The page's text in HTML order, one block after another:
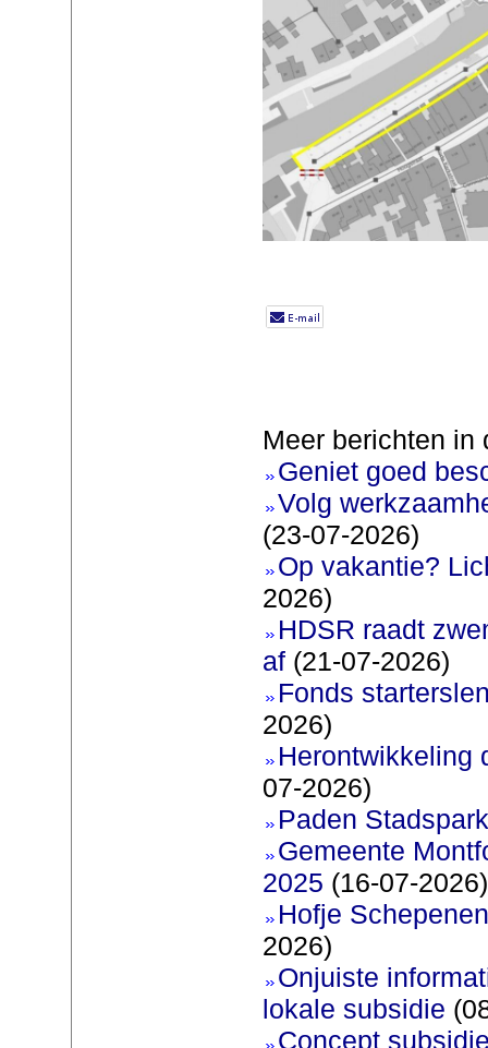
Meer berichten in
Geniet goed
Volg
(23-07-2026)
Op vakantie?
2026)
HDSR raadt
af(21-07-2026)
Fonds
2026)
Herontwikkeling
07-2026)
Paden
Gemeente
2025 (16-07-2026)
Hofje
2026)
Onjuiste
lokale subsidie
Concept